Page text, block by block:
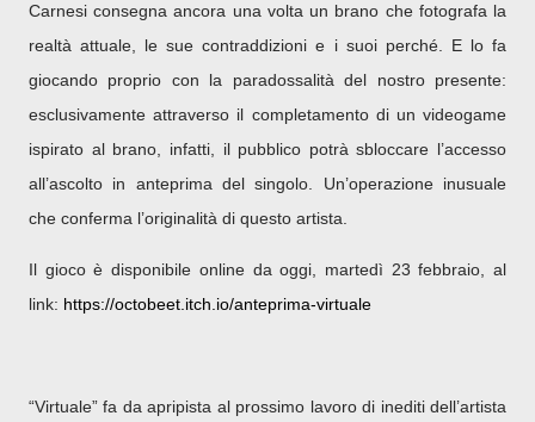
Carnesi consegna ancora una volta un brano che fotografa la
realtà attuale, le sue contraddizioni e i suoi perché. E lo fa
giocando proprio con la paradossalità del nostro presente:
esclusivamente attraverso il completamento di un videogame
ispirato al brano, infatti, il pubblico potrà sbloccare l’accesso
all’ascolto in anteprima del singolo. Un’operazione inusuale
che conferma l’originalità di questo artista.
Il gioco è disponibile online da oggi, martedì 23 febbraio, al
link: https://octobeet.itch. io/anteprima-virtuale
“Virtuale” fa da apripista al prossimo lavoro di inediti dell’artista